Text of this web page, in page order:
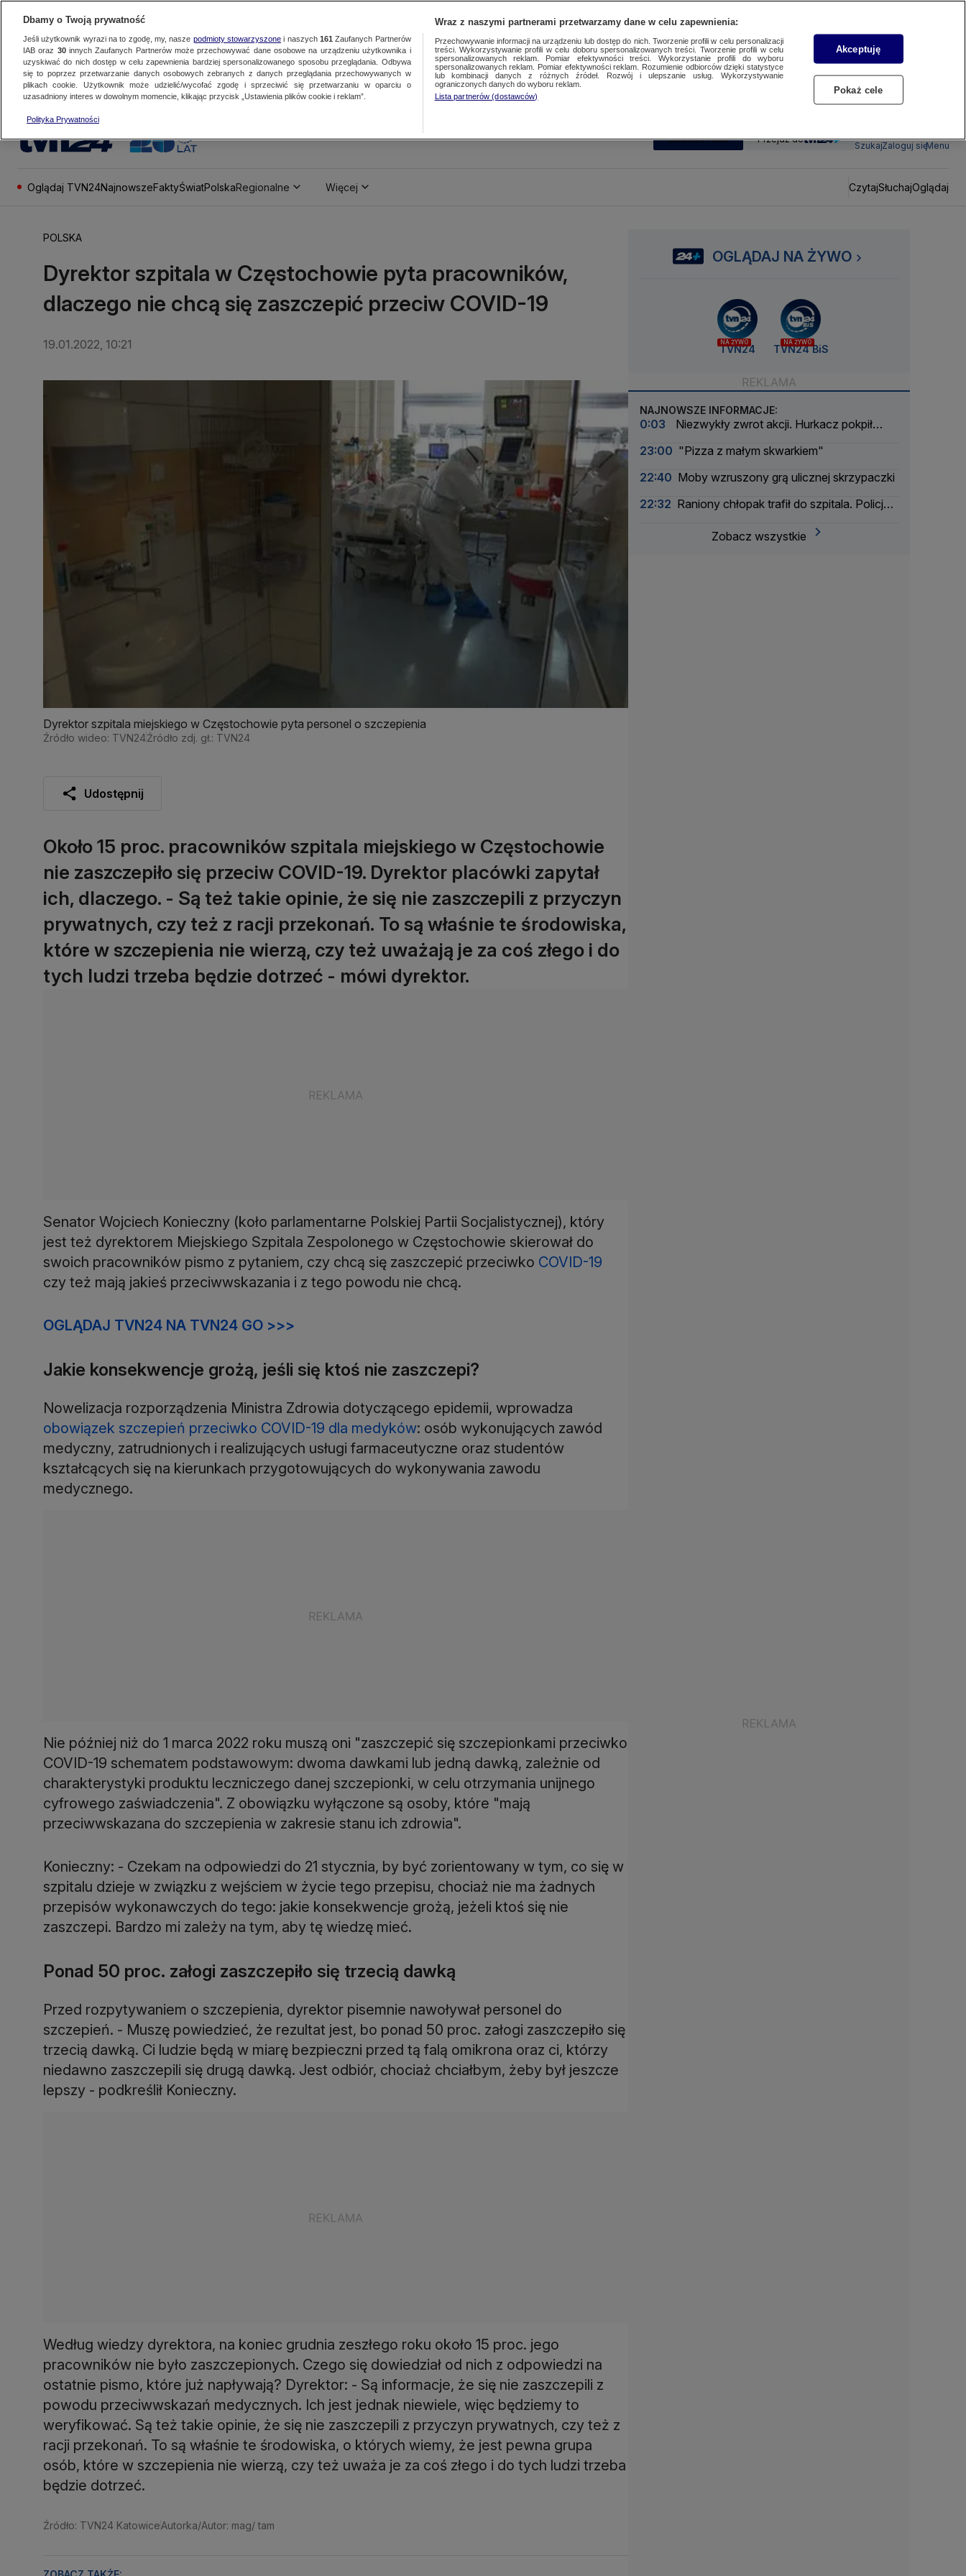
SUBSKRYBUJ Przejdź do
SzukajZaloguj sięMenu
Oglądaj TVN24NajnowszeFaktyŚwiatPolskaRegionalne Więcej CzytajSłuchajOglądaj
POLSKA
Dyrektor szpitala w Częstochowie pyta pracowników,
dlaczego nie chcą się zaszczepić przeciw COVID-19
19.01.2022, 10:21
Dyrektor szpitala miejskiego w Częstochowie pyta personel o szczepienia
Źródło wideo: TVN24Źródło zdj. gł.: TVN24
Udostępnij
Około 15 proc. pracowników szpitala miejskiego w Częstochowie
nie zaszczepiło się przeciw COVID-19. Dyrektor placówki zapytał
ich, dlaczego. - Są też takie opinie, że się nie zaszczepili z przyczyn
prywatnych, czy też z racji przekonań. To są właśnie te środowiska,
które w szczepienia nie wierzą, czy też uważają je za coś złego i do
tych ludzi trzeba będzie dotrzeć - mówi dyrektor.
Senator Wojciech Konieczny (koło parlamentarne Polskiej Partii Socjalistycznej), który
jest też dyrektorem Miejskiego Szpitala Zespolonego w Częstochowie skierował do
swoich pracowników pismo z pytaniem, czy chcą się zaszczepić przeciwko COVID-19
czy też mają jakieś przeciwwskazania i z tego powodu nie chcą.
OGLĄDAJ TVN24 NA TVN24 GO >>>
Jakie konsekwencje grożą, jeśli się ktoś nie zaszczepi?
Nowelizacja rozporządzenia Ministra Zdrowia dotyczącego epidemii, wprowadza
obowiązek szczepień przeciwko COVID-19 dla medyków: osób wykonujących zawód
medyczny, zatrudnionych i realizujących usługi farmaceutyczne oraz studentów
kształcących się na kierunkach przygotowujących do wykonywania zawodu
medycznego.
Nie później niż do 1 marca 2022 roku muszą oni "zaszczepić się szczepionkami przeciwko
COVID-19 schematem podstawowym: dwoma dawkami lub jedną dawką, zależnie od
charakterystyki produktu leczniczego danej szczepionki, w celu otrzymania unijnego
cyfrowego zaświadczenia". Z obowiązku wyłączone są osoby, które "mają
przeciwwskazana do szczepienia w zakresie stanu ich zdrowia".
Konieczny: - Czekam na odpowiedzi do 21 stycznia, by być zorientowany w tym, co się w
szpitalu dzieje w związku z wejściem w życie tego przepisu, chociaż nie ma żadnych
przepisów wykonawczych do tego: jakie konsekwencje grożą, jeżeli ktoś się nie
zaszczepi. Bardzo mi zależy na tym, aby tę wiedzę mieć.
Ponad 50 proc. załogi zaszczepiło się trzecią dawką
Przed rozpytywaniem o szczepienia, dyrektor pisemnie nawoływał personel do
szczepień. - Muszę powiedzieć, że rezultat jest, bo ponad 50 proc. załogi zaszczepiło się
trzecią dawką. Ci ludzie będą w miarę bezpieczni przed tą falą omikrona oraz ci, którzy
niedawno zaszczepili się drugą dawką. Jest odbiór, chociaż chciałbym, żeby był jeszcze
lepszy - podkreślił Konieczny.
Według wiedzy dyrektora, na koniec grudnia zeszłego roku około 15 proc. jego
pracowników nie było zaszczepionych. Czego się dowiedział od nich z odpowiedzi na
ostatnie pismo, które już napływają? Dyrektor: - Są informacje, że się nie zaszczepili z
powodu przeciwwskazań medycznych. Ich jest jednak niewiele, więc będziemy to
weryfikować. Są też takie opinie, że się nie zaszczepili z przyczyn prywatnych, czy też z
racji przekonań. To są właśnie te środowiska, o których wiemy, że jest pewna grupa
osób, które w szczepienia nie wierzą, czy też uważa je za coś złego i do tych ludzi trzeba
będzie dotrzeć.
Źródło: TVN24 KatowiceAutorka/Autor: mag/ tam
OGLĄDAJ NA ŻYWO
NA ŻYWO
TVN24
NA ŻYWO
TVN24 BiS
NAJNOWSZE INFORMACJE:
0:03
Niezwykły zwrot akcji. Hurkacz pokpił
23:00 "Pizza z małym skwarkiem"
22:40 Moby wzruszony grą ulicznej skrzypaczki
22:32 Raniony chłopak trafił do szpitala. Policja
Zobacz wszystkie
Dbamy o Twoją prywatność
Jeśli użytkownik wyrazi na to zgodę, my, nasze podmioty stowarzyszonei naszych 161 Zaufanych Partnerów
IAB oraz 30innych Zaufanych Partnerów może przechowywać dane osobowe na urządzeniu użytkownika i
uzyskiwać do nich dostęp w celu zapewnienia bardziej spersonalizowanego sposobu przeglądania. Odbywa
się to poprzez przetwarzanie danych osobowych zebranych z danych przeglądania przechowywanych w
plikach cookie. Użytkownik może udzielić/wycofać zgodę i sprzeciwić się przetwarzaniu w oparciu o
uzasadniony interes w dowolnym momencie, klikając przycisk „Ustawienia plików cookie i reklam”.
Polityka Prywatności
Wraz z naszymi partnerami przetwarzamy dane w celu zapewnienia:
Przechowywanie informacji na urządzeniu lub dostęp do nich. Tworzenie profili w celu personalizacji
treści. Wykorzystywanie profili w celu doboru spersonalizowanych treści. Tworzenie profili w celu
spersonalizowanych reklam. Pomiar efektywności treści. Wykorzystanie profili do wyboru
spersonalizowanych reklam. Pomiar efektywności reklam. Rozumienie odbiorców dzięki statystyce
lub kombinacji danych z różnych źródeł. Rozwój i ulepszanie usług. Wykorzystywanie
ograniczonych danych do wyboru reklam.
Lista partnerów (dostawców)
Akceptuję
Pokaż cele